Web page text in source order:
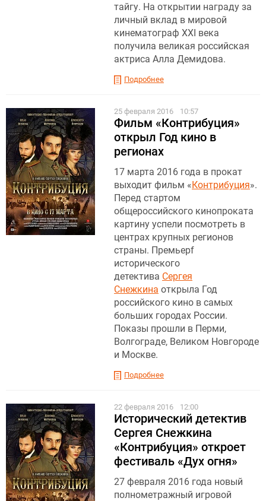
тайгу. На открытии награду за
личный вклад в мировой
кинематограф XXI века
получила великая российская
актриса Алла Демидова.
Подробнее
25 февраля 2016 10:57
Фильм «Контрибуция»
открыл Год кино в
регионах
17 марта 2016 года в прокат
выходит фильм «Контрибуция».
Перед стартом
общероссийского кинопроката
картину успели посмотреть в
центрах крупных регионов
страны. Премьерf
исторического
детектива Сергея
Снежкина открыла Год
российского кино в самых
больших городах России.
Показы прошли в Перми,
Волгограде, Великом Новгороде
и Москве.
Подробнее
22 февраля 2016 12:00
Исторический детектив
Сергея Снежкина
«Контрибуция» откроет
фестиваль «Дух огня»
27 февраля 2016 года новый
полнометражный игровой